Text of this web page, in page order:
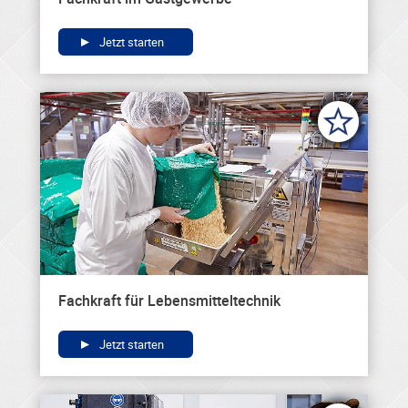
Jetzt starten
Fachkraft für Lebensmitteltechnik
Jetzt starten